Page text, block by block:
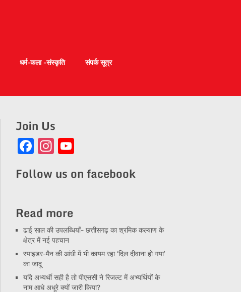
धर्म-कला -संस्कृति
संपर्क सूत्र
Join Us
Facebook
Instagram
Follow us on facebook
Read more
ढाई साल की उपलब्धियाँ- छत्तीसगढ़ का श्रमिक कल्याण के
क्षेत्र में नई पहचान
स्पाइडर-मैन की आंधी में भी कायम रहा ‘दिल दीवाना हो गया’
का जादू
यदि अभ्यर्थी सही है तो पीएससी ने रिजल्ट में अभ्यर्थियों के
नाम आधे अधूरे क्यों जारी किया?